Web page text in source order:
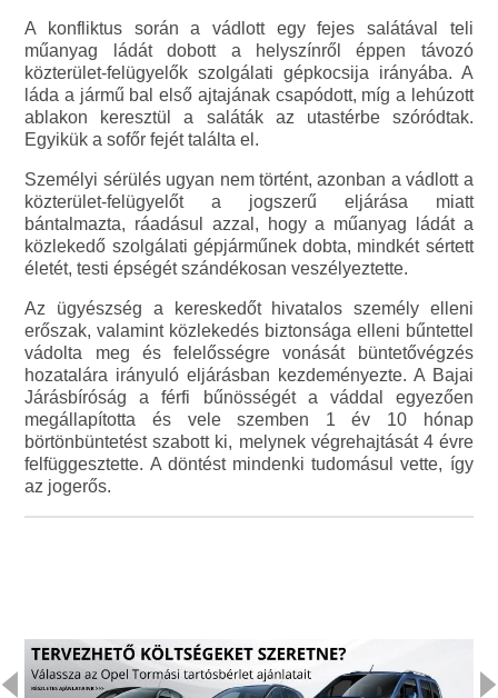
A konfliktus során a vádlott egy fejes salátával teli
műanyag ládát dobott a helyszínről éppen távozó
közterület-felügyelők szolgálati gépkocsija irányába. A
láda a jármű bal első ajtajának csapódott, míg a lehúzott
ablakon keresztül a saláták az utastérbe szóródtak.
Egyikük a sofőr fejét találta el.
Személyi sérülés ugyan nem történt, azonban a vádlott a
közterület-felügyelőt a jogszerű eljárása miatt
bántalmazta, ráadásul azzal, hogy a műanyag ládát a
közlekedő szolgálati gépjárműnek dobta, mindkét sértett
életét, testi épségét szándékosan veszélyeztette.
Az ügyészség a kereskedőt hivatalos személy elleni
erőszak, valamint közlekedés biztonsága elleni bűntettel
vádolta meg és felelősségre vonását büntetővégzés
hozatalára irányuló eljárásban kezdeményezte. A Bajai
Járásbíróság a férfi bűnösségét a váddal egyezően
megállapította és vele szemben 1 év 10 hónap
börtönbüntetést szabott ki, melynek végrehajtását 4 évre
felfüggesztette. A döntést mindenki tudomásul vette, így
az jogerős.